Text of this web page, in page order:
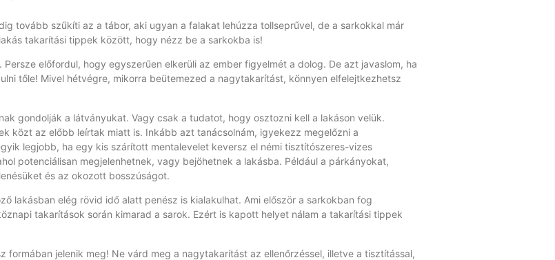
tovább szűkíti az a tábor, aki ugyan a falakat lehúzza tollseprűvel, de a sarkokkal már
takarítási tippek között, hogy nézz be a sarkokba is!
előfordul, hogy egyszerűen elkerüli az ember figyelmét a dolog. De azt javaslom, ha
tőle! Mivel hétvégre, mikorra beütemezed a nagytakarítást, könnyen elfelejtkezhetsz
gondolják a látványukat. Vagy csak a tudatot, hogy osztozni kell a lakáson velük.
közt az előbb leírtak miatt is. Inkább azt tanácsolnám, igyekezz megelőzni a
legjobb, ha egy kis szárított mentalevelet keversz el némi tisztítószeres-vizes
potenciálisan megjelenhetnek, vagy bejöhetnek a lakásba. Például a párkányokat,
és az okozott bosszúságot.
lakásban elég rövid idő alatt penész is kialakulhat. Ami először a sarkokban fog
takarítások során kimarad a sarok. Ezért is kapott helyet nálam a takarítási tippek
jelenik meg! Ne várd meg a nagytakarítást az ellenőrzéssel, illetve a tisztítással,